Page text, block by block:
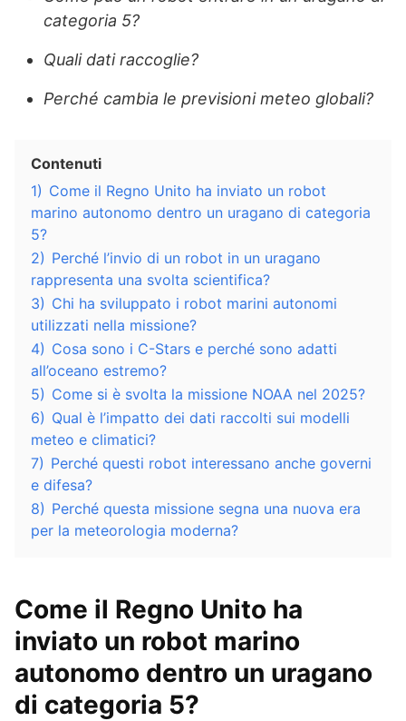
categoria 5?
Quali dati raccoglie?
Perché cambia le previsioni meteo globali?
Contenuti
1) Come il Regno Unito ha inviato un robot
marino autonomo dentro un uragano di categoria
5?
2) Perché l’invio di un robot in un uragano
rappresenta una svolta scientifica?
3) Chi ha sviluppato i robot marini autonomi
utilizzati nella missione?
4) Cosa sono i C-Stars e perché sono adatti
all’oceano estremo?
5) Come si è svolta la missione NOAA nel 2025?
6) Qual è l’impatto dei dati raccolti sui modelli
meteo e climatici?
7) Perché questi robot interessano anche governi
e difesa?
8) Perché questa missione segna una nuova era
per la meteorologia moderna?
Come il Regno Unito ha
inviato un robot marino
autonomo dentro un uragano
di categoria 5?